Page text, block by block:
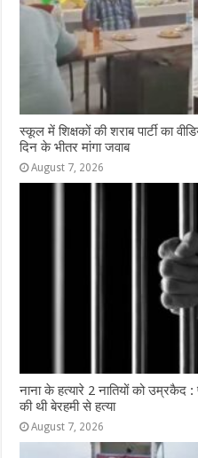
स्कूल में शिक्षकों की शराब पार्टी का
दिन के भीतर मांगा जवाब
August 7, 2026
नाना के हत्यारे 2 नातियों को
की थी बेरहमी से हत्या
August 7, 2026